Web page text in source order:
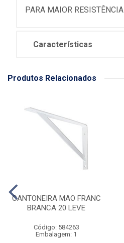
PARA MAIOR RESISTÊNCIA
Características
Produtos Relacionados
CANTONEIRA MAO FRANC
BRANCA 20 LEVE
Código: 584263
Embalagem: 1